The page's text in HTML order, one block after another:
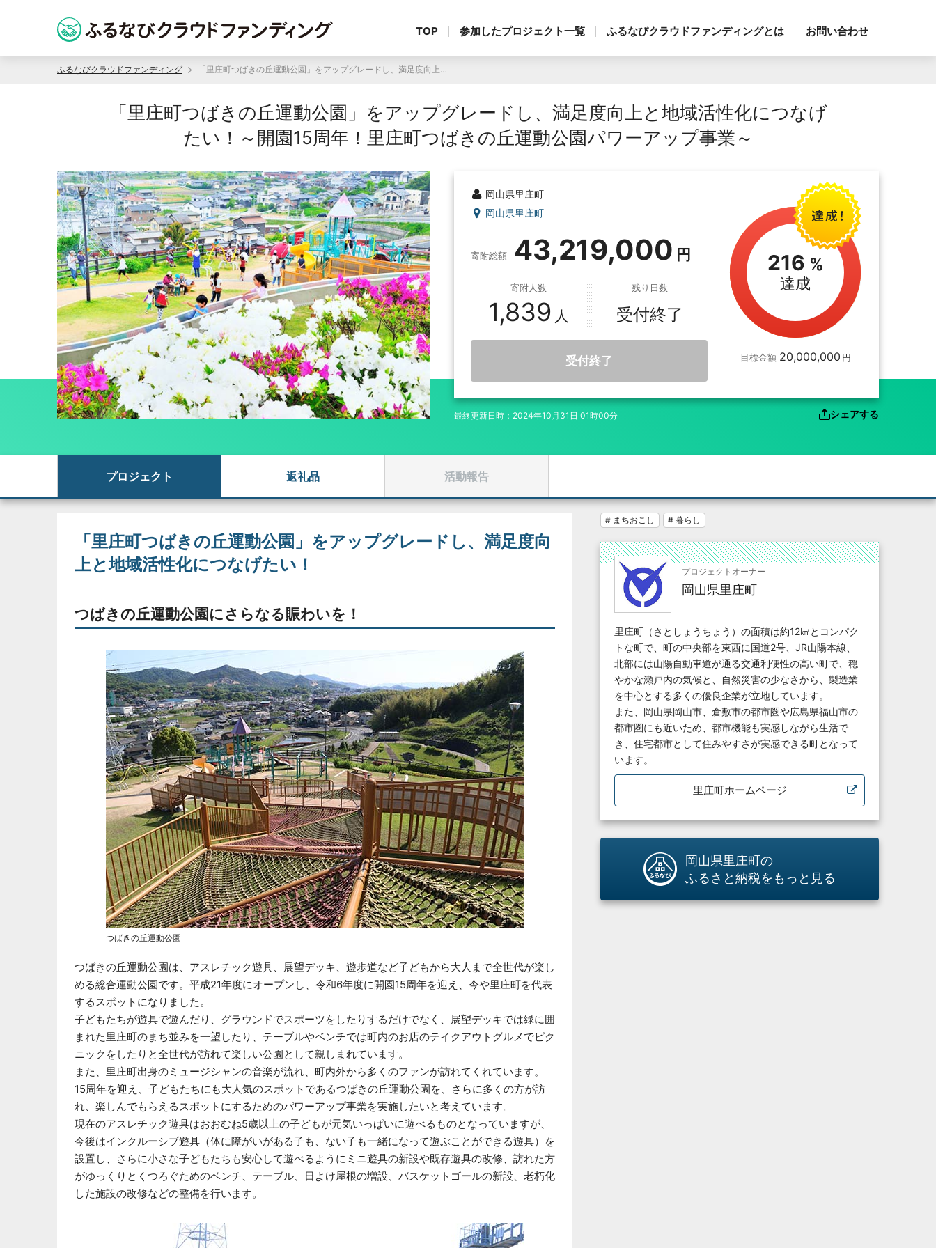
TOP 参加したプロジェクト一覧 ふるなびクラウドファンディングとは お問い合わせ
ふるなびクラウドファンディング 「里庄町つばきの丘運動公園」をアップグレードし、満足度向上と地域活性化につなげたい！～開園15周年！里庄町つばきの丘運動公園パワーアップ事業～
「里庄町つばきの丘運動公園」をアップグレードし、満足度向上と地域活性化につなげ
たい！～開園15周年！里庄町つばきの丘運動公園パワーアップ事業～
岡山県里庄町
岡山県里庄町
寄附総額 43,219,000 216
達成
目標金額 20,000,000
寄附人数
1,839
残り日数
受付終了
受付終了
最終更新日時：2024年10月31日 01時00分 シェアする
プロジェクト 返礼品 活動報告
# まちおこし # 暮らし
プロジェクトオーナー
岡山県里庄町
里庄町（さとしょうちょう）の面積は約12㎢とコンパク
トな町で、町の中央部を東西に国道2号、JR山陽本線、
北部には山陽自動車道が通る交通利便性の高い町で、穏
やかな瀬戸内の気候と、自然災害の少なさから、製造業
を中心とする多くの優良企業が立地しています。
また、岡山県岡山市、倉敷市の都市圏や広島県福山市の
都市圏にも近いため、都市機能も実感しながら生活で
き、住宅都市として住みやすさが実感できる町となって
います。
里庄町ホームページ
岡山県里庄町の
ふるさと納税をもっと見る
「里庄町つばきの丘運動公園」をアップグレードし、満足度向
上と地域活性化につなげたい！
つばきの丘運動公園にさらなる賑わいを！
つばきの丘運動公園
つばきの丘運動公園は、アスレチック遊具、展望デッキ、遊歩道など子どもから大人まで全世代が楽し
める総合運動公園です。平成21年度にオープンし、令和6年度に開園15周年を迎え、今や里庄町を代表
するスポットになりました。
子どもたちが遊具で遊んだり、グラウンドでスポーツをしたりするだけでなく、展望デッキでは緑に囲
まれた里庄町のまち並みを一望したり、テーブルやベンチでは町内のお店のテイクアウトグルメでピク
ニックをしたりと全世代が訪れて楽しい公園として親しまれています。
また、里庄町出身のミュージシャンの音楽が流れ、町内外から多くのファンが訪れてくれています。
15周年を迎え、子どもたちにも大人気のスポットであるつばきの丘運動公園を、さらに多くの方が訪
れ、楽しんでもらえるスポットにするためのパワーアップ事業を実施したいと考えています。
現在のアスレチック遊具はおおむね5歳以上の子どもが元気いっぱいに遊べるものとなっていますが、
今後はインクルーシブ遊具（体に障がいがある子も、ない子も一緒になって遊ぶことができる遊具）を
設置し、さらに小さな子どもたちも安心して遊べるようにミニ遊具の新設や既存遊具の改修、訪れた方
がゆっくりとくつろぐためのベンチ、テーブル、日よけ屋根の増設、バスケットゴールの新設、老朽化
した施設の改修などの整備を行います。